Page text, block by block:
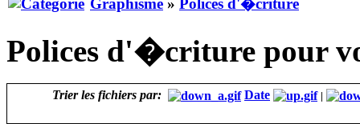
Graphisme » Polices d'�criture
Polices d'�criture pour
Trier les fichiers par: Date |